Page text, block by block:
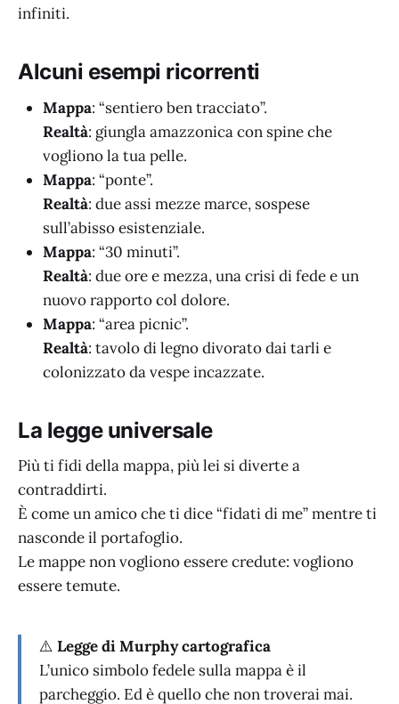
infiniti.
Alcuni esempi ricorrenti
Mappa: “sentiero ben tracciato”.
Realtà: giungla amazzonica con spine che
vogliono la tua pelle.
Mappa: “ponte”.
Realtà: due assi mezze marce, sospese
sull’abisso esistenziale.
Mappa: “30 minuti”.
Realtà: due ore e mezza, una crisi di fede e un
nuovo rapporto col dolore.
Mappa: “area picnic”.
Realtà: tavolo di legno divorato dai tarli e
colonizzato da vespe incazzate.
La legge universale
Più ti fidi della mappa, più lei si diverte a
contraddirti.
È come un amico che ti dice “fidati di me” mentre ti
nasconde il portafoglio.
Le mappe non vogliono essere credute: vogliono
essere temute.
⚠️ Legge di Murphy cartografica
L’unico simbolo fedele sulla mappa è il
parcheggio. Ed è quello che non troverai mai.